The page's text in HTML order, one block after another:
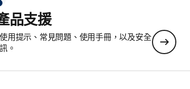
品支援
用提示、常見問題、使用手冊，以及安全
。